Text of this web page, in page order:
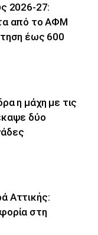
2026-27:
από το ΑΦΜ
έως 600
η μάχη με τις
δύο
Αττικής:
στη